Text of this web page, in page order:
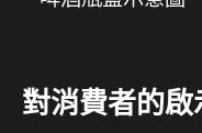
對消費者的啟